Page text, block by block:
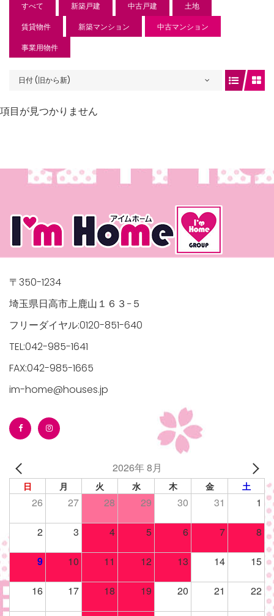
すべて 新築戸建 中古戸建
土地
賃貸物件
新築マンション
中古マンション
事業用物件
日付 (旧から新)
項目が見つかりません
top-
manager/wp-
top-
manager/wp-
top-
〒350-1234
埼玉県日高市上鹿山１６３−５
フリーダイヤル:0120-851-640
TEL:042-985-1641
FAX:042-985-1665
im-home@houses.jp
2026年 8月
日 月 火 水 木 金 土
26 27 28 29 30 31 1
2 3 4 5 6 7 8
9 10 11 12 13 14 15
16 17 18 19 20 21 22